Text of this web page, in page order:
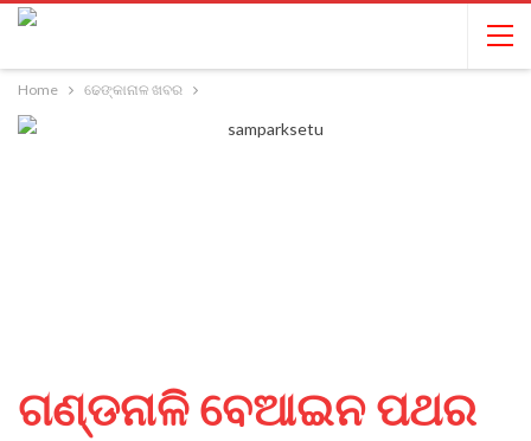
Home ଢେଙ୍କାନାଳ ଖବର
ଗଣ୍ଡନାଳି ବେଆଇନ ପଥର